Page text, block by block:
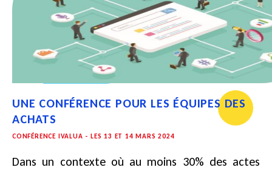
UNE CONFÉRENCE POUR LES ÉQUIPES DES
ACHATS
CONFÉRENCE IVALUA - LES 13 ET 14 MARS 2024
Dans un contexte où au moins 30% des actes